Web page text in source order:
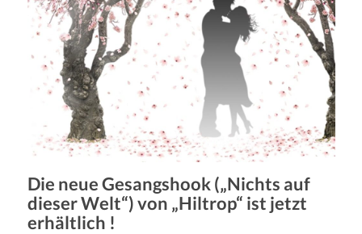
Die neue Gesangshook („Nichts auf
dieser Welt“) von „Hiltrop“ ist jetzt
erhältlich !